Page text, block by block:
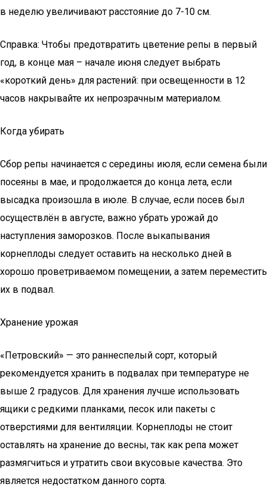
в неделю увеличивают расстояние до 7-10 см.
Справка: Чтобы предотвратить цветение репы в первый
год, в конце мая – начале июня следует выбрать
«короткий день» для растений: при освещенности в 12
часов накрывайте их непрозрачным материалом.
Когда убирать
Сбор репы начинается с середины июля, если семена были
посеяны в мае, и продолжается до конца лета, если
высадка произошла в июле. В случае, если посев был
осуществлён в августе, важно убрать урожай до
наступления заморозков. После выкапывания
корнеплоды следует оставить на несколько дней в
хорошо проветриваемом помещении, а затем переместить
их в подвал.
Хранение урожая
«Петровский» — это раннеспелый сорт, который
рекомендуется хранить в подвалах при температуре не
выше 2 градусов. Для хранения лучше использовать
ящики с редкими планками, песок или пакеты с
отверстиями для вентиляции. Корнеплоды не стоит
оставлять на хранение до весны, так как репа может
размягчиться и утратить свои вкусовые качества. Это
является недостатком данного сорта.